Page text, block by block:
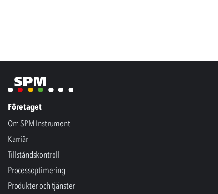
Företaget
Om SPM Instrument
Karriär
Tillståndskontroll
Processoptimering
Produkter och tjänster